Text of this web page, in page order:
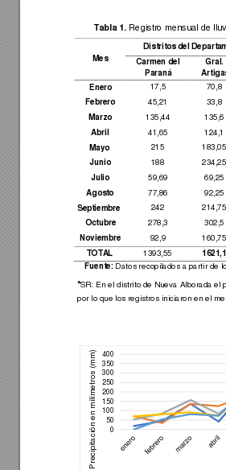
Tabla 1. Registro mensual de
Mes
Distritos del Dep
Carmen del
Paraná
Gral.
Enero
17,5
70,8
Febrero
45,21
33,8
Marzo
135,44
135,6
Abril
41,65
124,1
Mayo
215
Junio
188
Julio
59,69
69,25
Agosto
77,86
92,25
Septiembre
242
Octubre
278,3
302,5
Noviembre
92,9
TOTAL 1393,55
Fuente: Datos recop ilados a partir de
*SR: En e l distrito de Nueva Alborada el
por lo que los registros iniciaron en el m
0
50
100
150
200
250
300
350
400
Precipitación en m
ilímetros (mm
)